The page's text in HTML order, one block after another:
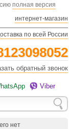
полная версия
интернет-магазин
по всей России
обратный звонок
Viber
нет